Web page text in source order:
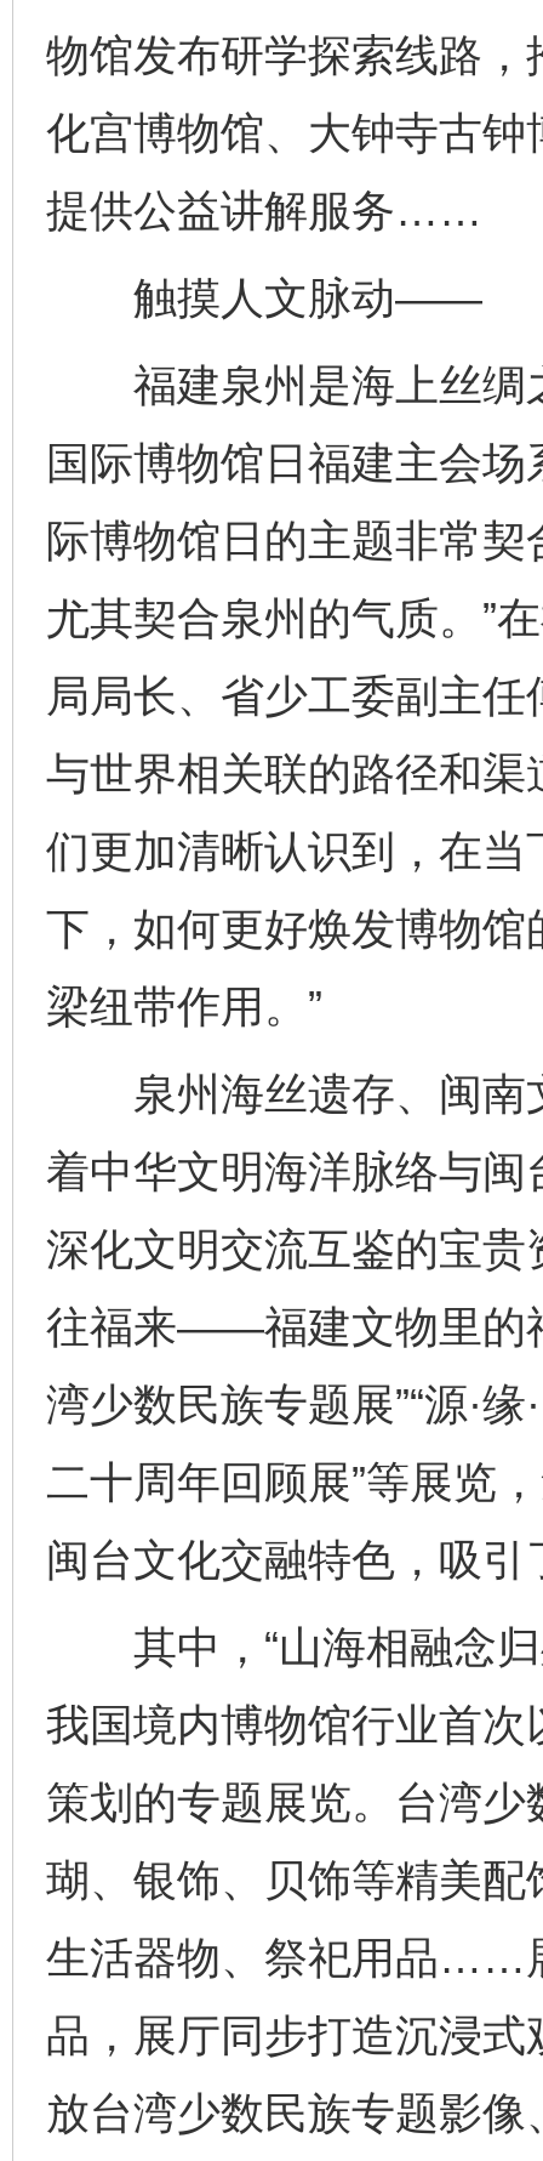
物馆发布研学探索线路
化宫博物馆、大钟寺古
提供公益讲解服务……
触摸人文脉动——
福建泉州是海上丝绸
国际博物馆日福建主会
际博物馆日的主题非常
尤其契合泉州的气质。”
局局长、省少工委副主
与世界相关联的路径和渠
们更加清晰认识到，在
下，如何更好焕发博物
梁纽带作用。”
泉州海丝遗存、闽南
着中华文明海洋脉络与
深化文明交流互鉴的宝贵
往福来——福建文物里的
湾少数民族专题展”“源·
二十周年回顾展”等展览
闽台文化交融特色，吸
其中，“山海相融念
我国境内博物馆行业首
策划的专题展览。台湾
瑚、银饰、贝饰等精美
生活器物、祭祀用品……
品，展厅同步打造沉浸
放台湾少数民族专题影